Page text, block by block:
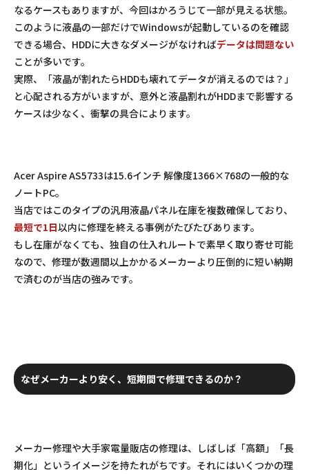
なるケースもありますが、今回はかろうじて一部が見える状態。
このように液晶の一部だけでWindowsが起動しているのを確認
できる場合、HDDに大きなダメージがなければデータは問題ない
ことが多いです。
実際、「液晶が割れたらHDDも壊れてデータが消えるのでは？」
と心配される方がいますが、意外と液晶割れがHDDまで影響する
ケースは少なく、衝撃の具合によります。
Acer Aspire AS5733は15.6インチ 解像度1366×768の一般的な
ノートPC。
当店ではこのタイプの汎用液晶パネル在庫を複数確保しており、
最短で1日以内に修理を終える事例がたびたびあります。
もし在庫がなくても、独自の仕入れルートで素早く取り寄せ可能
なので、修理が数週間以上かかるメーカーより圧倒的に短い納期
で済むのが当店の強みです。
なぜメーカーより安く、短期間で修理できるのか？
メーカー修理や大手家電量販店の修理は、しばしば「高額」「長
期化」というイメージを持たれがちです。それにはいくつかの理